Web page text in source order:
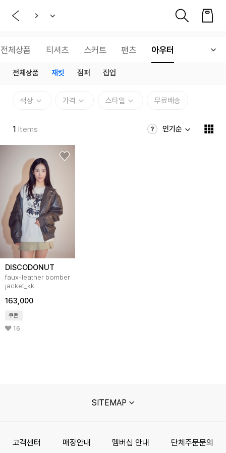
전체상품 티셔츠 스커트 팬츠 아우터
전체상품 재킷 점퍼 집업
색상 가격 스타일 무료배송
1 Items 인기순
DISCODONUT
faux-leather bomber
jacket_kk
163,000
쿠폰
16
SITEMAP
고객센터 매장안내 멤버십 안내 단체주문문의